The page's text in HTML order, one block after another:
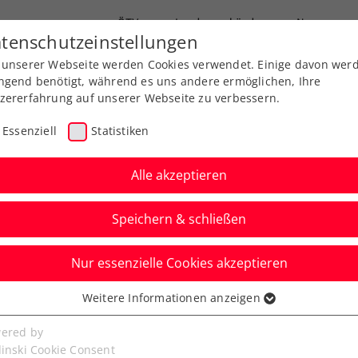
ÖTV Landesverbände News
Ausbildung Services Über uns
krönt sich erstmals
Webseite werden Cookies verwendet. Einige davon
benötigt, während es uns andere ermöglichen, Ihre
auf unserer Webseite zu verbessern.
Essenziell Statistiken
Alle akzeptieren
Speichern & schließen
Nur essenzielle Cookies akzeptieren
Cookies werden für grundlegende Funktionen der
benötigt. Dadurch ist gewährleistet, dass die Webseite
Weitere Informationen anzeigen
by
Cookie Consent